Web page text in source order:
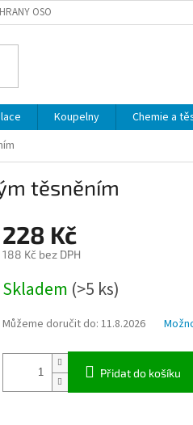
OSOBNÍCH ÚDAJŮ
Koupelny Chemie a
těsněním
228 Kč
188 Kč bez DPH
cena:
Skladem (>5 ks)
Můžeme doručit do: 11.8.2026
Přidat do košíku